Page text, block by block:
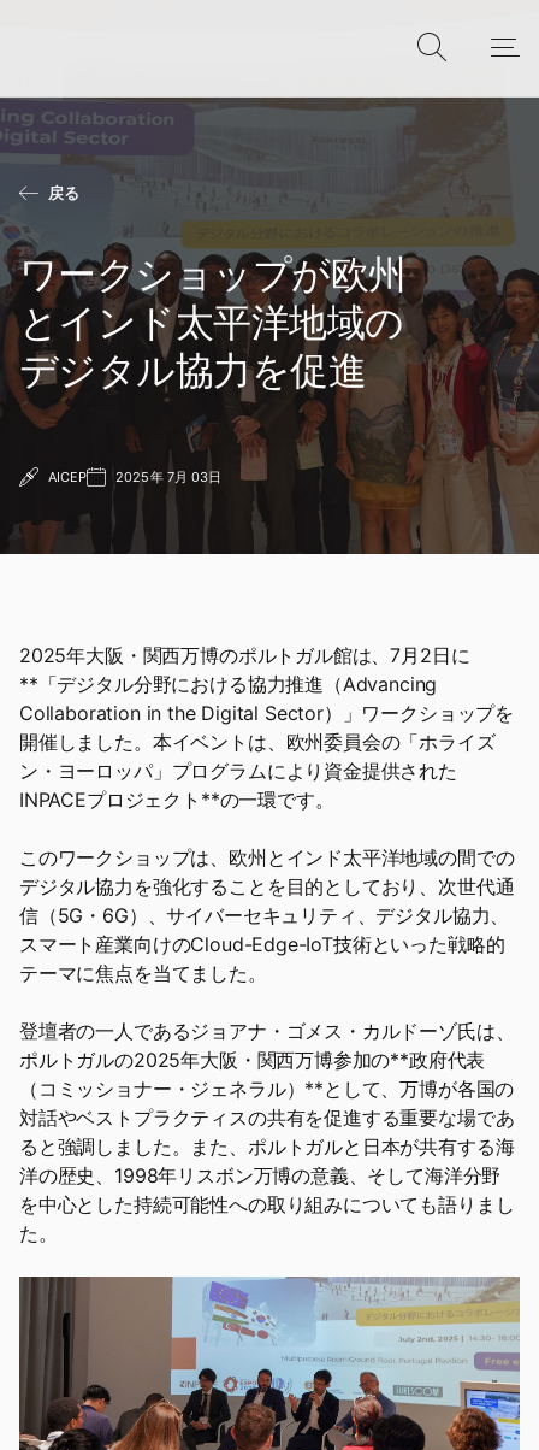
戻る
ワークショップが欧州
とインド太平洋地域の
デジタル協力を促進
AICEP 2025年 7月 03日
2025年大阪・関西万博のポルトガル館は、7月2日に
**「デジタル分野における協力推進（Advancing
Collaboration in the Digital Sector）」ワークショップを
開催しました。本イベントは、欧州委員会の「ホライズ
ン・ヨーロッパ」プログラムにより資金提供された
INPACEプロジェクト**の一環です。
このワークショップは、欧州とインド太平洋地域の間での
デジタル協力を強化することを目的としており、次世代通
信（5G・6G）、サイバーセキュリティ、デジタル協力、
スマート産業向けのCloud-Edge-IoT技術といった戦略的
テーマに焦点を当てました。
登壇者の一人であるジョアナ・ゴメス・カルドーゾ氏は、
ポルトガルの2025年大阪・関西万博参加の**政府代表
（コミッショナー・ジェネラル）**として、万博が各国の
対話やベストプラクティスの共有を促進する重要な場であ
ると強調しました。また、ポルトガルと日本が共有する海
洋の歴史、1998年リスボン万博の意義、そして海洋分野
を中心とした持続可能性への取り組みについても語りまし
た。